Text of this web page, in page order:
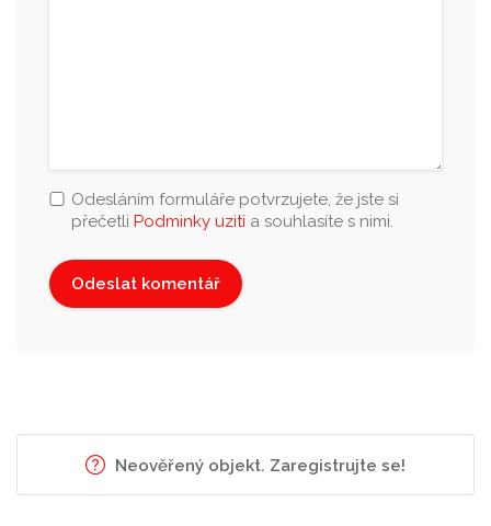
Odesláním formuláře potvrzujete, že jste si
přečetli Podminky uziti a souhlasíte s nimi.
Neověřený objekt. Zaregistrujte se!